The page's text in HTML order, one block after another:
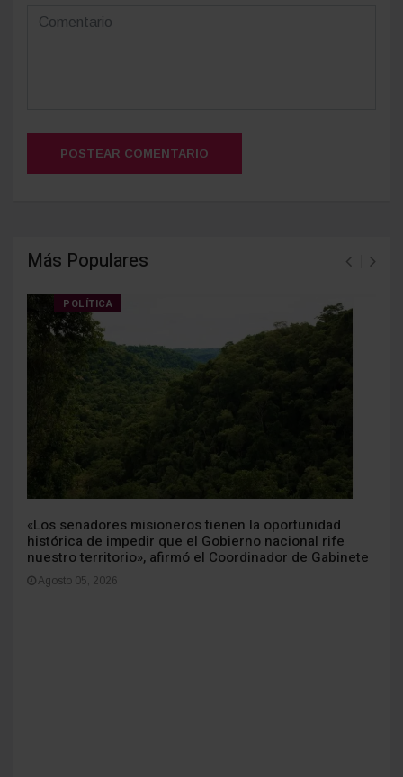
POSTEAR COMENTARIO
Más Populares
POLÍTICA
«Los senadores misioneros tienen la oportunidad
histórica de impedir que el Gobierno nacional rife
nuestro territorio», afirmó el Coordinador de Gabinete
Agosto 05, 2026